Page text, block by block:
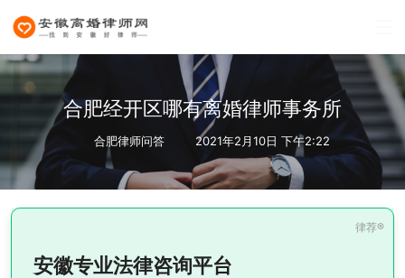
合肥经开区哪有离婚律师事务所
合肥律师问答 2021年2月10日 下午2:22
安徽专业法律咨询平台